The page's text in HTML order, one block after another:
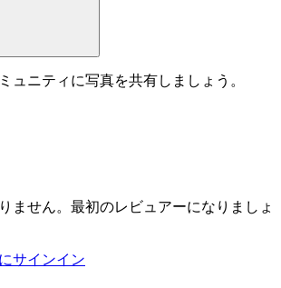
ュニティに写真を共有しましょう。
ません。最初のレビュアーになりましょ
サインイン